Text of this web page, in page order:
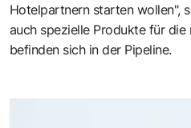
Hotelpartnern starten wollen",
auch spezielle Produkte für die
befinden sich in der Pipeline.